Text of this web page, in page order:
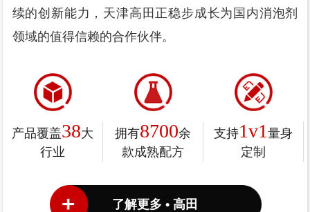
续的创新能力，天津高田正稳步成长为国内消泡剂
领域的值得信赖的合作伙伴。
产品覆盖38大
行业
拥有8700余
款成熟配方
支持1v1 量身
定制
了解更多 • 高田